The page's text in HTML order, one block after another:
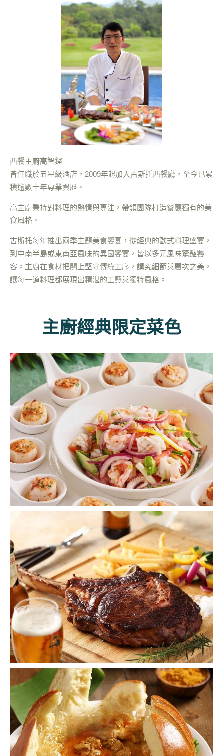
西餐主廚高智鏗
曾任職於五星級酒店，2009年起加入古斯托西餐廳，至今已累
積逾數十年專業資歷。
高主廚秉持對料理的熱情與專注，帶領團隊打造餐廳獨有的美
食風格。
古斯托每年推出兩季主題美食饗宴，從經典的歐式料理盛宴，
到中南半島或東南亞風味的異國饗宴，皆以多元風味驚豔饕
客。主廚在食材把關上堅守傳統工序，講究細節與層次之美，
讓每一道料理都展現出精湛的工藝與獨特風格。
主廚經典限定菜色